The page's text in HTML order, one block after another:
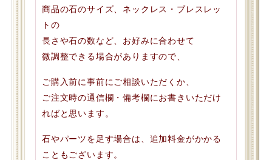
商品の石のサイズ、ネックレス・ブレスレッ
トの
長さや石の数など、お好みに合わせて
微調整できる場合がありますので、
ご購入前に事前にご相談いただくか、
ご注文時の通信欄・備考欄にお書きいただけ
ればと思います。
石やパーツを足す場合は、追加料金がかかる
こともございます。